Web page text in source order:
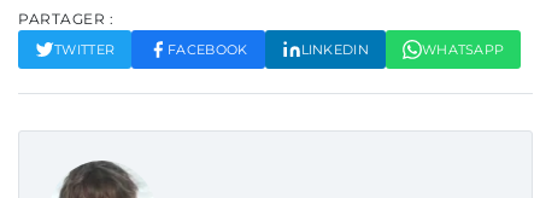
PARTAGER :
TWITTER FACEBOOK LINKEDIN WHATSAPP